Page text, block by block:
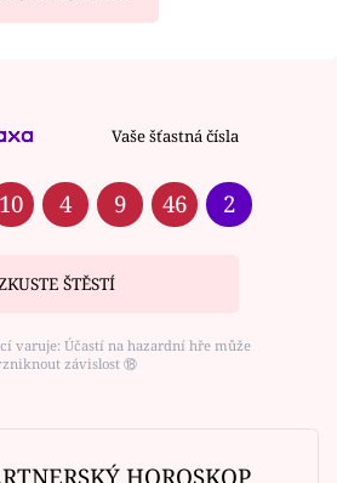
Vaše šťastná čísla
10 4 9 46 2
ŠTĚSTÍ
varuje: Účastí na hazardní hře může
závislost ⑱
HOROSKOP